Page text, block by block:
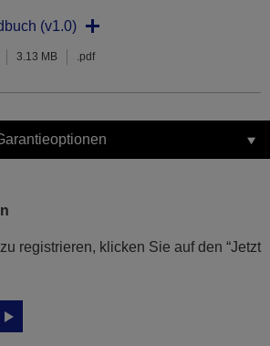
(v1.0)
3.13 MB .pdf
registrieren, klicken Sie auf den “Jetzt